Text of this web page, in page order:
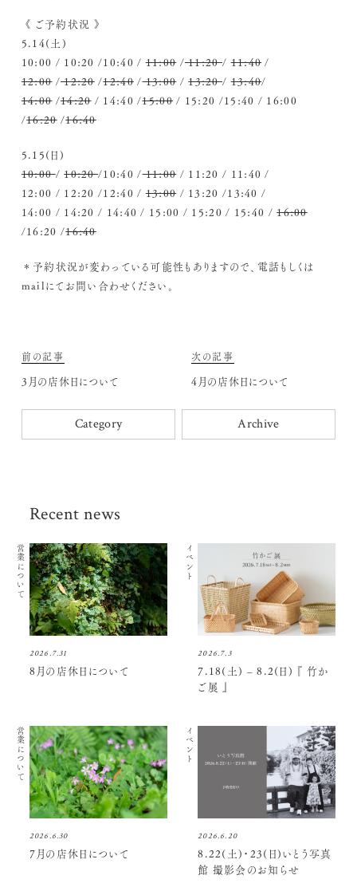
《 ご予約状況 》
5.14(土)
10:00 / 10:20 /10:40 /11:00/11:20/11:40 /
12:00/12:20/12:40/13:00/13:20/13:40/
14:00/14:20/ 14:40 /15:00/ 15:20 /15:40 / 16:00
/16:20/16:40
5.15(日)
10:00/10:20/10:40 /11:00/ 11:20 / 11:40 /
12:00 / 12:20 /12:40 /13:00/ 13:20 /13:40 /
14:00 / 14:20 / 14:40 / 15:00 / 15:20 / 15:40 /16:00
/16:20 /16:40
＊予約状況が変わっている可能性もありますので、電話もしくは
mailにてお問い合わせください。
前の記事
3月の店休日について
次の記事
4月の店休日について
Category Archive
Recent news
2026.7.31
営業について
8月の店休日について
2026.7.3
イベント
7.18(土) – 8.2(日) 『 竹か
ご展 』
2026.6.30
営業について
7月の店休日について
2026.6.20
イベント
8.22(土)・23(日)いとう写真
館 撮影会のお知らせ